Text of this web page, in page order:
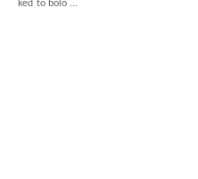
keď to bolo ...